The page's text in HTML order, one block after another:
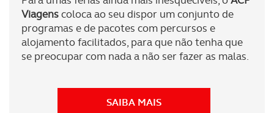
Viagenscoloca ao seu dispor um conjunto de
programas e de pacotes com percursos e
alojamento facilitados, para que não tenha que
se preocupar com nada a não ser fazer as malas.
SAIBA MAIS